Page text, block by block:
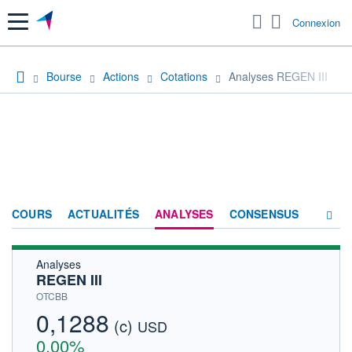
Menu Connexion
Bourse Actions Cotations Analyses REGEN III
COURS ACTUALITÉS ANALYSES CONSENSUS
Analyses
REGEN III
OTCBB
0,1288 (c) USD
0,00%